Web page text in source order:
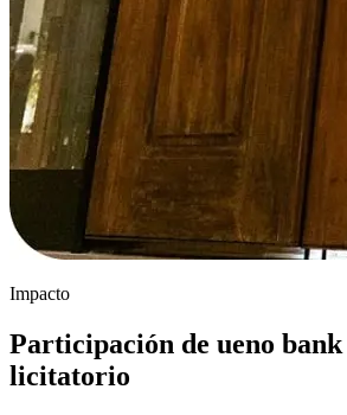
Impacto
Participación de ueno bank
licitatorio